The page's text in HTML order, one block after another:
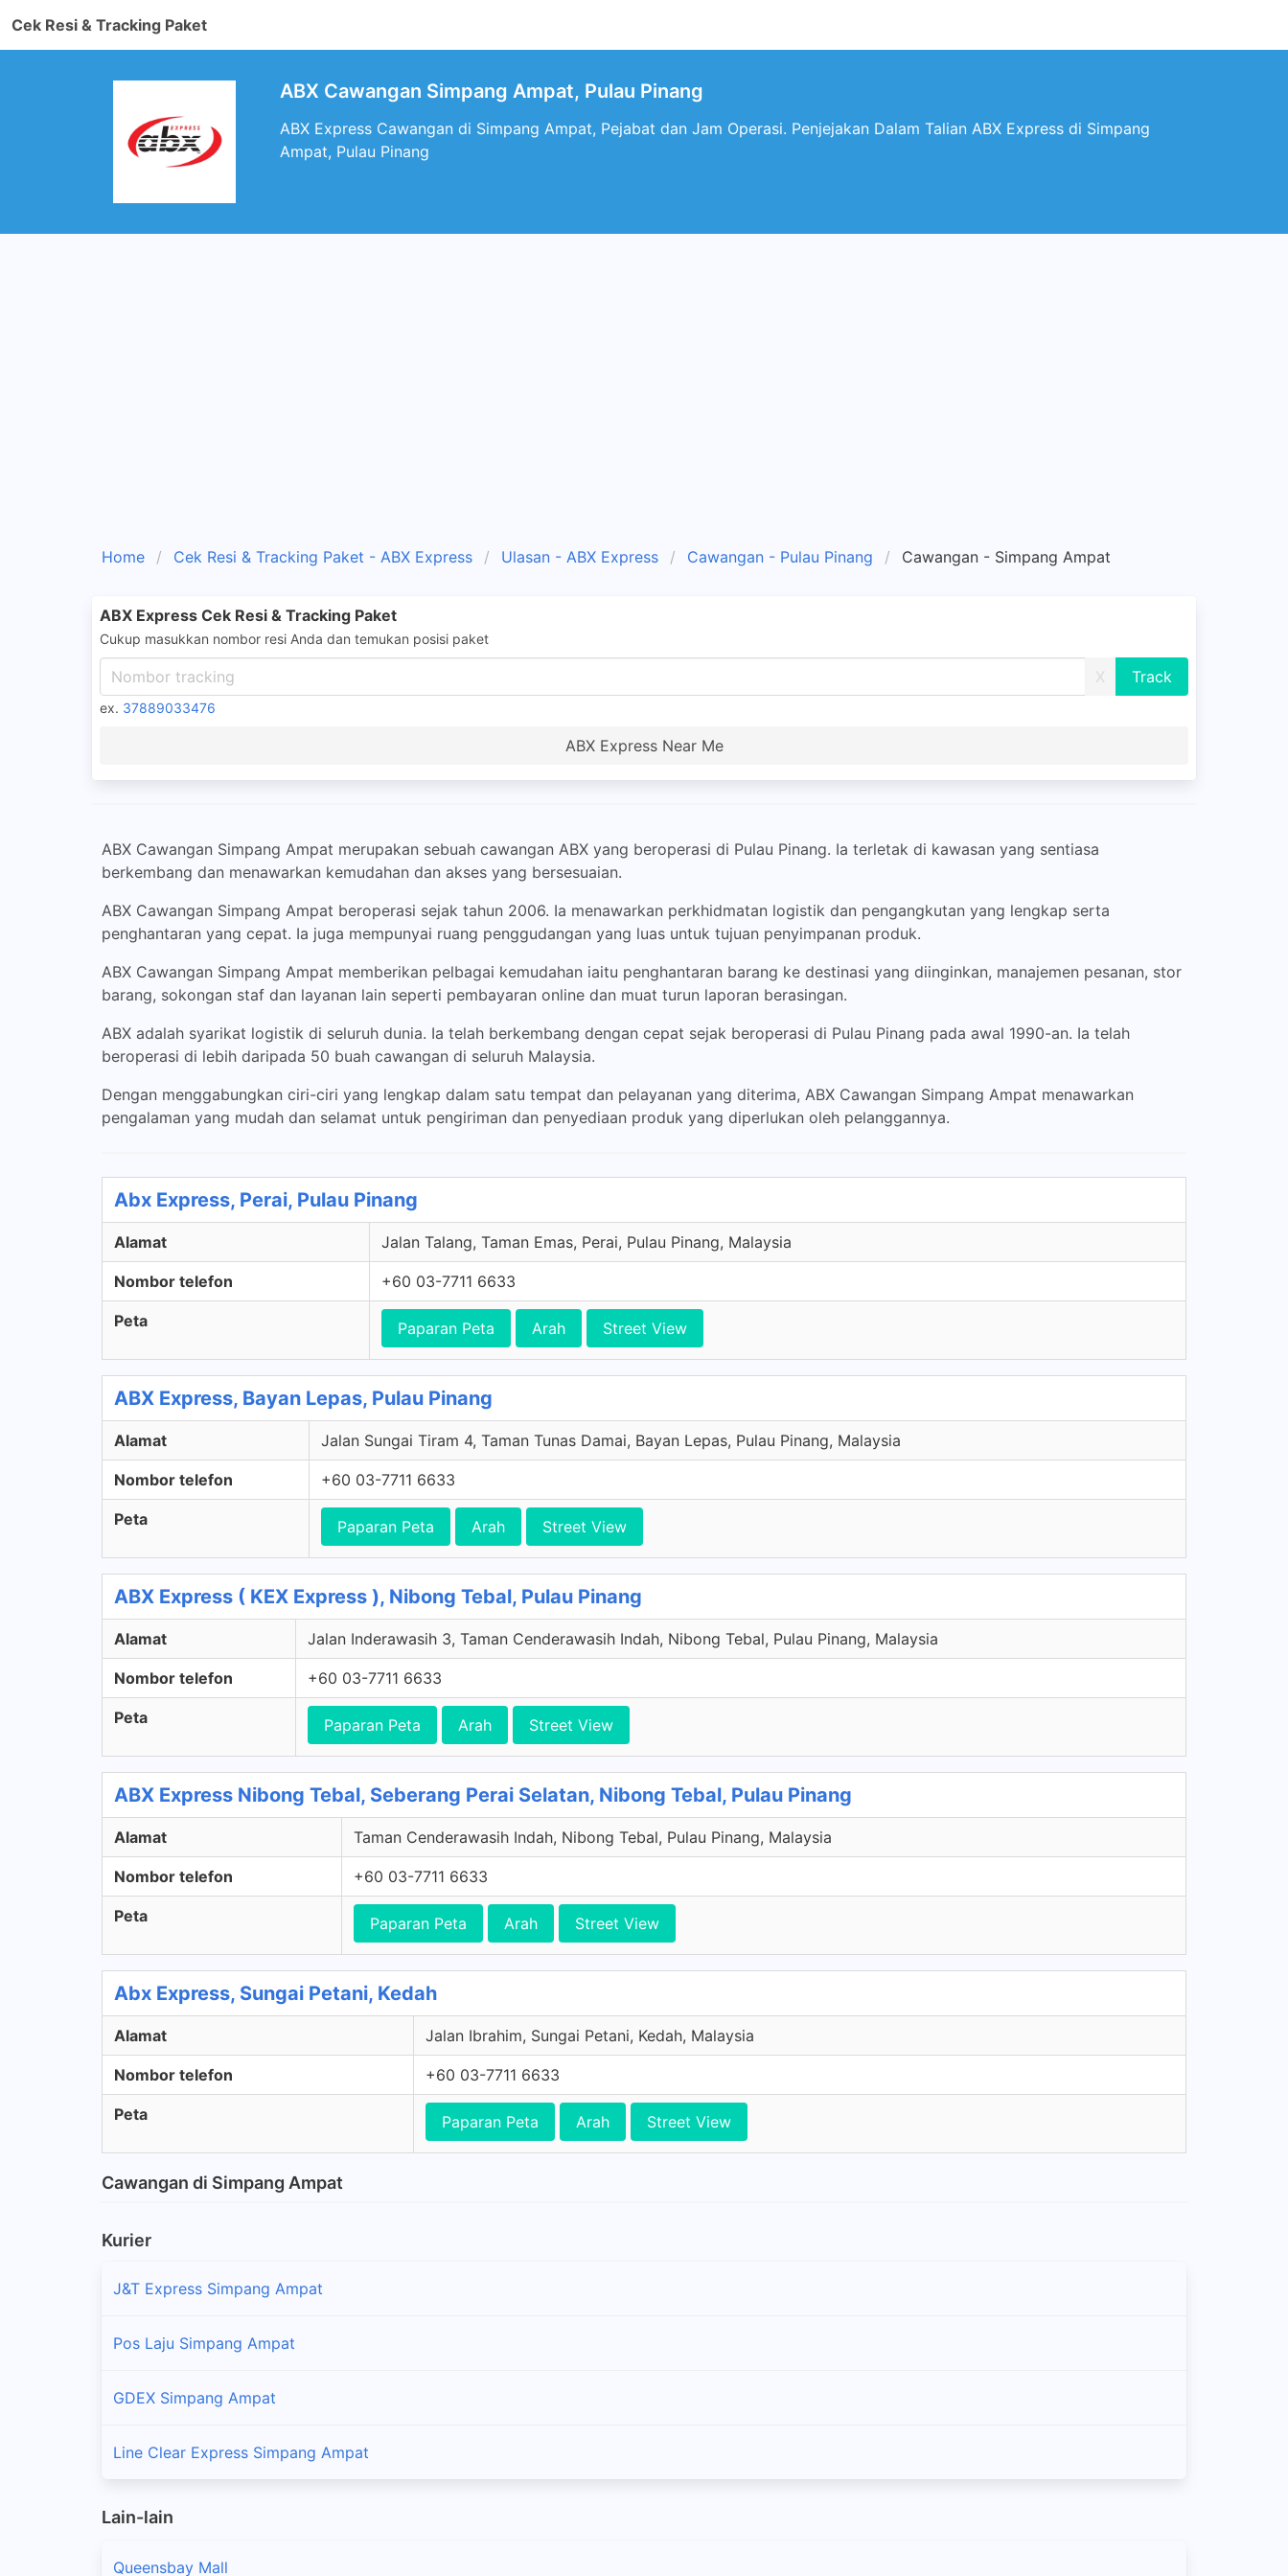
Cek Resi & Tracking Paket
ABX Cawangan Simpang Ampat, Pulau Pinang
ABX Express Cawangan di Simpang Ampat, Pejabat dan Jam Operasi. Penjejakan Dalam Talian ABX Express di Simpang
Ampat, Pulau Pinang
Home Cek Resi & Tracking Paket - ABX Express Ulasan - ABX Express Cawangan - Pulau Pinang Cawangan - Simpang Ampat
ABX Express Cek Resi & Tracking Paket
Cukup masukkan nombor resi Anda dan temukan posisi paket
X
ex. 37889033476
ABX Express Near Me
ABX Cawangan Simpang Ampat merupakan sebuah cawangan ABX yang beroperasi di Pulau Pinang. Ia terletak di kawasan yang sentiasa
berkembang dan menawarkan kemudahan dan akses yang bersesuaian.
ABX Cawangan Simpang Ampat beroperasi sejak tahun 2006. Ia menawarkan perkhidmatan logistik dan pengangkutan yang lengkap serta
penghantaran yang cepat. Ia juga mempunyai ruang penggudangan yang luas untuk tujuan penyimpanan produk.
ABX Cawangan Simpang Ampat memberikan pelbagai kemudahan iaitu penghantaran barang ke destinasi yang diinginkan, manajemen pesanan, stor
barang, sokongan staf dan layanan lain seperti pembayaran online dan muat turun laporan berasingan.
ABX adalah syarikat logistik di seluruh dunia. Ia telah berkembang dengan cepat sejak beroperasi di Pulau Pinang pada awal 1990-an. Ia telah
beroperasi di lebih daripada 50 buah cawangan di seluruh Malaysia.
Dengan menggabungkan ciri-ciri yang lengkap dalam satu tempat dan pelayanan yang diterima, ABX Cawangan Simpang Ampat menawarkan
pengalaman yang mudah dan selamat untuk pengiriman dan penyediaan produk yang diperlukan oleh pelanggannya.
Abx Express, Perai, Pulau Pinang
Alamat Jalan Talang, Taman Emas, Perai, Pulau Pinang, Malaysia
Nombor telefon +60 03-7711 6633
Peta Paparan Peta Arah Street View
ABX Express, Bayan Lepas, Pulau Pinang
Alamat Jalan Sungai Tiram 4, Taman Tunas Damai, Bayan Lepas, Pulau Pinang, Malaysia
Nombor telefon +60 03-7711 6633
Peta Paparan Peta Arah Street View
ABX Express ( KEX Express ), Nibong Tebal, Pulau Pinang
Alamat Jalan Inderawasih 3, Taman Cenderawasih Indah, Nibong Tebal, Pulau Pinang, Malaysia
Nombor telefon +60 03-7711 6633
Peta Paparan Peta Arah Street View
ABX Express Nibong Tebal, Seberang Perai Selatan, Nibong Tebal, Pulau Pinang
Alamat Taman Cenderawasih Indah, Nibong Tebal, Pulau Pinang, Malaysia
Nombor telefon +60 03-7711 6633
Peta Paparan Peta Arah Street View
Abx Express, Sungai Petani, Kedah
Alamat Jalan Ibrahim, Sungai Petani, Kedah, Malaysia
Nombor telefon +60 03-7711 6633
Peta Paparan Peta Arah Street View
Cawangan di Simpang Ampat
Kurier
J&T Express Simpang Ampat
Pos Laju Simpang Ampat
GDEX Simpang Ampat
Line Clear Express Simpang Ampat
Lain-lain
Queensbay Mall